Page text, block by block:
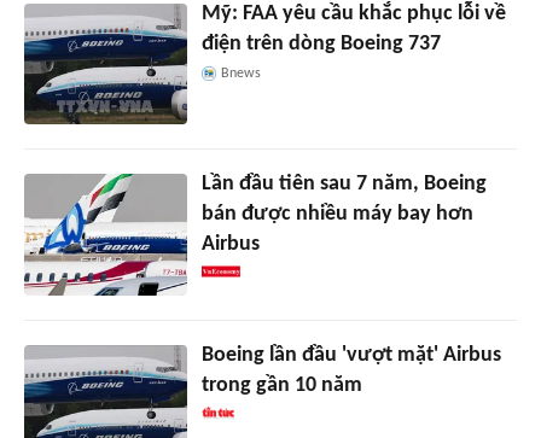
Mỹ: FAA yêu cầu khắc phục lỗi về
điện trên dòng Boeing 737
Bnews
Lần đầu tiên sau 7 năm, Boeing
bán được nhiều máy bay hơn
Airbus
Boeing lần đầu 'vượt mặt' Airbus
trong gần 10 năm